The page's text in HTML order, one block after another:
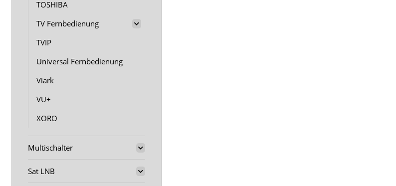
TOSHIBA
TV Fernbedienung
TVIP
Universal Fernbedienung
Viark
VU+
XORO
Multischalter
Sat LNB